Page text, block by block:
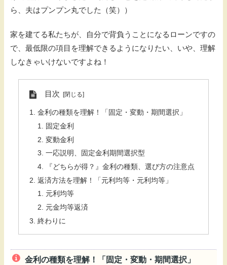
ら、夫はプンプン丸でした（笑））
家を建てる私たちが、自分で背負うことになるローンですの
で、最低限の項目を理解できるようになりたい、いや、理解
しなきゃいけないですよね！
目次
金利の種類を理解！「固定・変動・期間選択」
固定金利
変動金利
一応説明、固定金利期間選択型
『どちらが得？』金利の種類、選び方の注意点
返済方法を理解！「元利均等・元利均等」
元利均等
元金均等返済
終わりに
金利の種類を理解！「固定・変動・期間選択」